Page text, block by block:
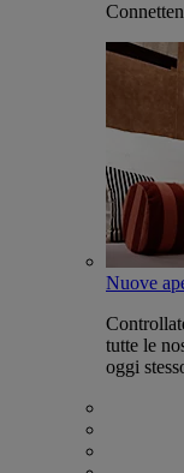
Nuove
tutte le
oggi